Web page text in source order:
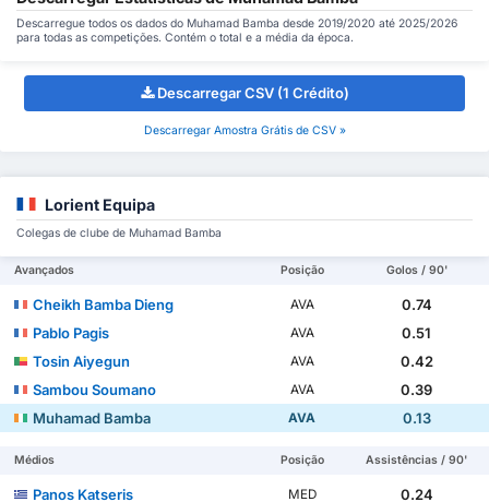
Descarregue todos os dados do Muhamad Bamba desde 2019/2020 até 2025/2026
para todas as competições. Contém o total e a média da época.
Descarregar CSV (1 Crédito)
Descarregar Amostra Grátis de CSV »
Lorient Equipa
Colegas de clube de Muhamad Bamba
Avançados Posição Golos / 90'
Cheikh Bamba Dieng AVA
0.74
Pablo Pagis
AVA
0.51
Tosin Aiyegun
AVA
0.42
Sambou Soumano
AVA
0.39
Muhamad Bamba
AVA 0.13
Médios Posição Assistências / 90'
Panos Katseris MED
0.24